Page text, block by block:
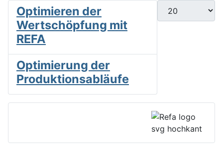
Anzeige #
Optimieren der
Wertschöpfung mit
REFA
Optimierung der
Produktionsabläufe